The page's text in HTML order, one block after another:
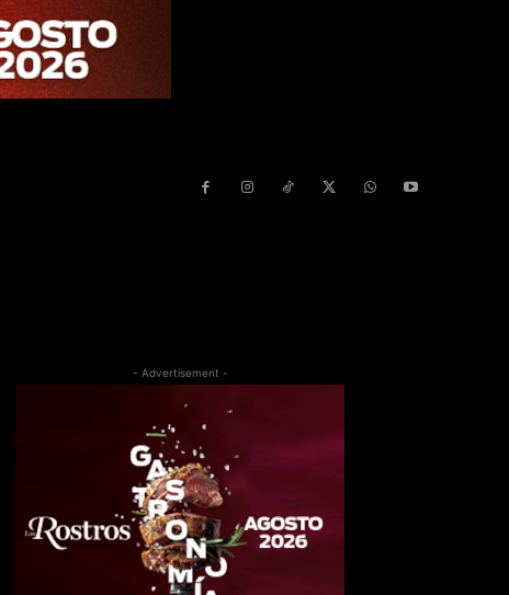
- Advertisement -